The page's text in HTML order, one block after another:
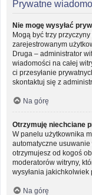
Prywatne
Nie mogę wysyłać
Mogą być trzy
zarejestrowanym
Druga – administrator
wiadomości na całej
ci przesyłanie
skontaktuj się z
Na górę
Otrzymuję niechciane
W panelu użytkownika
automatyczne
otrzymujesz od kogoś
moderatorów witryny,
wysyłania jakichkolwiek
Na górę